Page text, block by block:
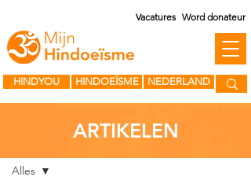
HINDOEÏSME
HINDYOU NEDERLAND
Vacatures Word donateur
Alles
ARTIKELEN